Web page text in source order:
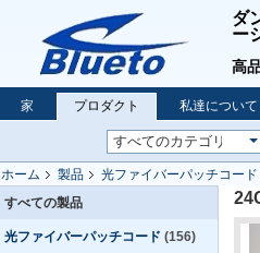
ダ
ー
高
家 プロダクト 私達について
ホーム 製品
光ファイバーパッチコード
すべての製品
光ファイバーパッチコード (156)